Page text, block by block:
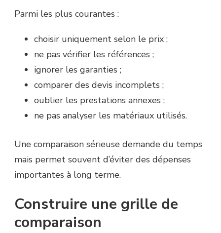
Parmi les plus courantes :
choisir uniquement selon le prix ;
ne pas vérifier les références ;
ignorer les garanties ;
comparer des devis incomplets ;
oublier les prestations annexes ;
ne pas analyser les matériaux utilisés.
Une comparaison sérieuse demande du temps
mais permet souvent d’éviter des dépenses
importantes à long terme.
Construire une grille de
comparaison